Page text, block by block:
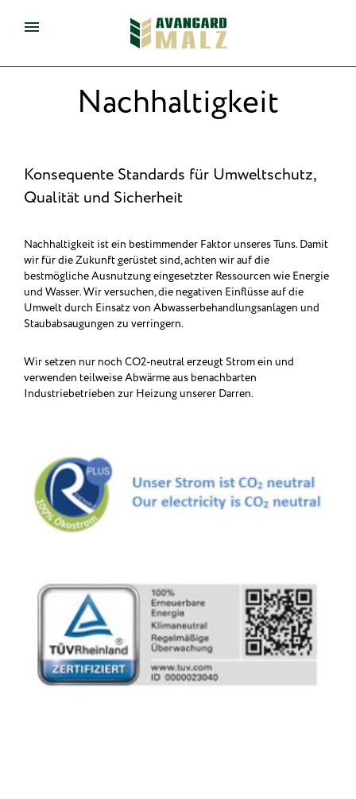
Nachhaltigkeit
Konsequente Standards für Umweltschutz,
Qualität und Sicherheit
Nachhaltigkeit ist ein bestimmender Faktor unseres Tuns. Damit
wir für die Zukunft gerüstet sind, achten wir auf die
bestmögliche Ausnutzung eingesetzter Ressourcen wie Energie
und Wasser. Wir versuchen, die negativen Einflüsse auf die
Umwelt durch Einsatz von Abwasserbehandlungsanlagen und
Staubabsaugungen zu verringern.
Wir setzen nur noch CO2-neutral erzeugt Strom ein und
verwenden teilweise Abwärme aus benachbarten
Industriebetrieben zur Heizung unserer Darren.